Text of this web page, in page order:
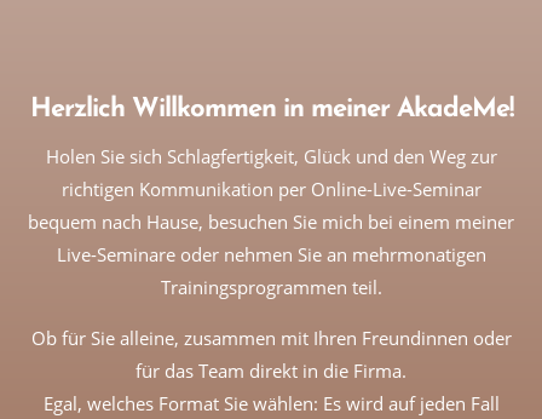
Herzlich Willkommen in meiner AkadeMe!
Holen Sie sich Schlagfertigkeit, Glück und den Weg zur
richtigen Kommunikation per Online-Live-Seminar
bequem nach Hause, besuchen Sie mich bei einem meiner
Live-Seminare oder nehmen Sie an mehrmonatigen
Trainingsprogrammen teil.
Ob für Sie alleine, zusammen mit Ihren Freundinnen oder
für das Team direkt in die Firma.
Egal, welches Format Sie wählen: Es wird auf jeden Fall